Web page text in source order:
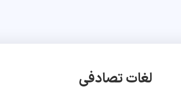
لغات تصادفی